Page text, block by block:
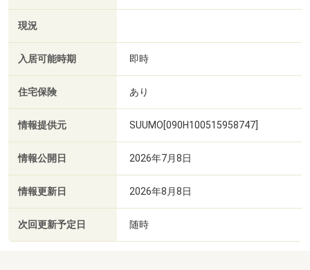
現況
入居可能時期 即時
住宅保険 あり
情報提供元 SUUMO[090H100515958747]
情報公開日 2026年7月8日
情報更新日 2026年8月8日
次回更新予定日 随時